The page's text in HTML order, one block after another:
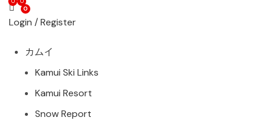
0
Login / Register
カムイ
Kamui Ski Links
Kamui Resort
Snow Report